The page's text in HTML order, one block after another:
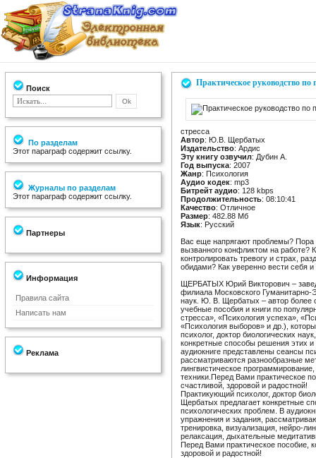
Поиск
По разделам
Этот параграф содержит ссылку.
Журналы по разделам
Этот параграф содержит ссылку.
Партнеры
Информация
Правила сайта
Написать нам
Реклама
Практическое руководство по
стресса
Автор: Ю.В. Щербатых
Издательство: Ардис
Эту книгу озвучил: Дубин А.
Год выпуска: 2007
Жанр: Психология
Аудио кодек: mp3
Битрейт аудио: 128 kbps
Продолжительность: 08:10:41
Качество: Отличное
Размер: 482.88 Мб
Язык: Русский
Вас еще напрягают проблемы? Пора
вызванного конфликтом на работе?
контролировать тревогу и страх,
обидами? Как уверенно вести себя
ЩЕРБАТЫХ Юрий Викторович –
филиала Московского Гуманитарно-
наук. Ю. В. Щербатых – автор более
учебные пособия и книги по
стресса», «Психология успеха»,
«Психология выборов» и др.),
психолог, доктор биологических
конкретные способы решения этих
аудиокниге представлены сеансы
рассматриваются разнообразные
лингвистическое
техники.Перед Вами практическое
счастливой, здоровой и радостной!
Практикующий психолог, доктор
Щербатых предлагает конкретные
психологических проблем. В
упражнения и задания,
тренировка, визуализация, нейро-
релаксация, дыхательные
Перед Вами практическое пособие,
здоровой и радостной!